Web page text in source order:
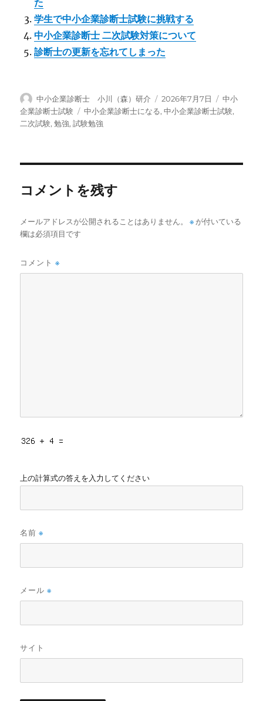
学生で中小企業診断士試験に挑戦する
中小企業診断士 二次試験対策について
診断士の更新を忘れてしまった
投
稿
者
中小企業診断士 小川（森）研介
投
稿
2026年7月7日
カ
テ
中小
企業診断士試験
タ
グ
中小企業診断士になる,中小企業診断士試験,
二次試験,勉強,試験勉強
コメントを残す
メールアドレスが公開されることはありません。 ※ が付いている
欄は必須項目です
コメント※
上の計算式の答えを入力してください
名前※
メール※
サイト